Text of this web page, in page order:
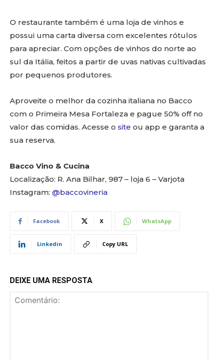
O restaurante também é uma loja de vinhos e
possui uma carta diversa com excelentes rótulos
para apreciar. Com opções de vinhos do norte ao
sul da Itália, feitos a partir de uvas nativas cultivadas
por pequenos produtores.
Aproveite o melhor da cozinha italiana no Bacco
com o Primeira Mesa Fortaleza e pague 50% off no
valor das comidas. Acesse o site ou app e garanta a
sua reserva.
Bacco Vino & Cucina
Localização: R. Ana Bilhar, 987 – loja 6 – Varjota
Instagram: @baccovineria
Facebook X WhatsApp
Linkedin Copy URL
DEIXE UMA RESPOSTA